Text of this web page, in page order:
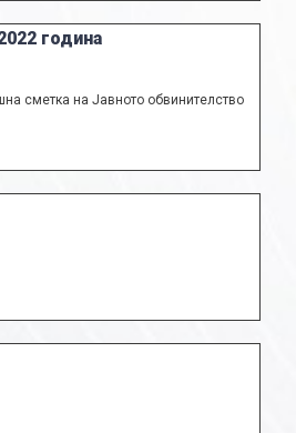
година
сметка на Јавното обвинителство